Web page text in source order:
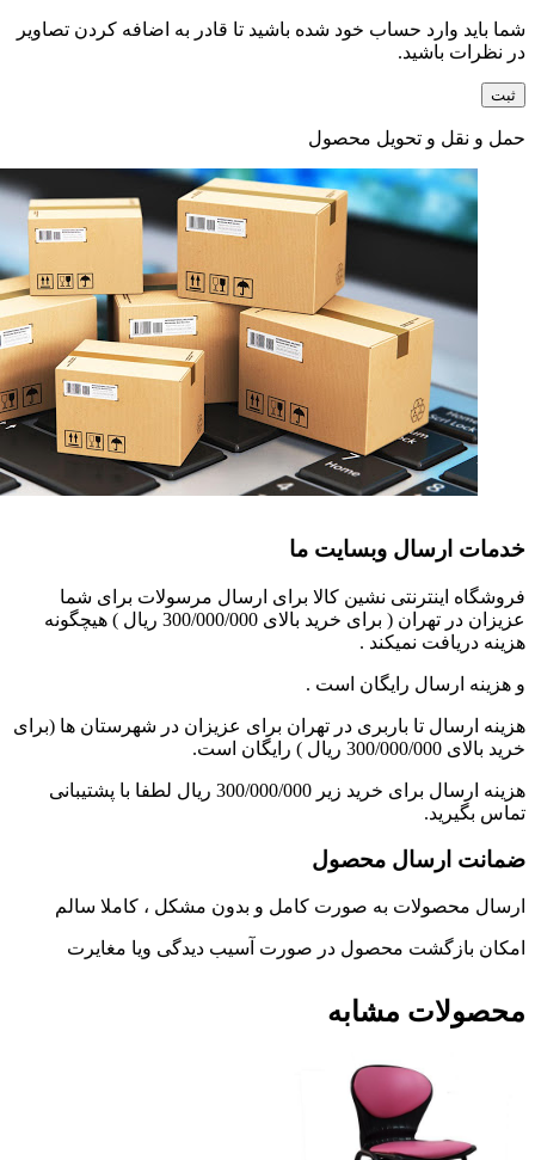
شما باید وارد حساب خود شده باشید تا قادر به اضافه کردن تصاویر
در نظرات باشید.
حمل و نقل و تحویل محصول
خدمات ارسال وبسایت ما
فروشگاه اینترنتی نشین کالا برای ارسال مرسولات برای شما
عزیزان در تهران ( برای خرید بالای 300/000/000 ریال ) هیچگونه
هزینه دریافت نمیکند .
و هزینه ارسال رایگان است .
هزینه ارسال تا باربری در تهران برای عزیزان در شهرستان ها (برای
خرید بالای 300/000/000 ریال ) رایگان است.
هزینه ارسال برای خرید زیر 300/000/000 ریال لطفا با پشتیبانی
تماس بگیرید.
ضمانت ارسال محصول
ارسال محصولات به صورت کامل و بدون مشکل ، کاملا سالم
امکان بازگشت محصول در صورت آسیب دیدگی ویا مغایرت
محصولات مشابه